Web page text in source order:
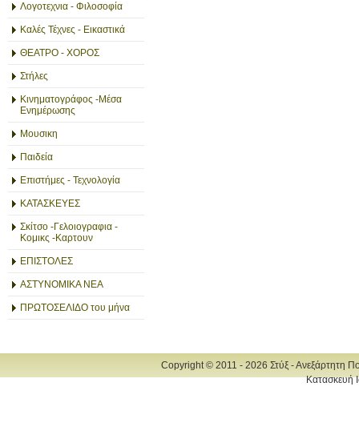
Λογοτεχνια - Φιλοσοφία
Καλές Τέχνες - Εικαστικά
ΘΕΑΤΡΟ - ΧΟΡΟΣ
Στήλες
Κινηματογράφος -Μέσα
Ενημέρωσης
Μουσικη
Παιδεία
Επιστήμες - Τεχνολογία
ΚΑΤΑΣΚΕΥΕΣ
Σκίτσο -Γελοιογραφια -
Κομικς -Καρτουν
ΕΠΙΣΤΟΛΕΣ
ΑΣΤΥΝΟΜΙΚΑ ΝΕΑ
ΠΡΩΤΟΣΕΛΙΔΟ του μήνα
Copyright © 2011 - 2026 Στύξ - Ανεξάρτητη
Κατασκευή